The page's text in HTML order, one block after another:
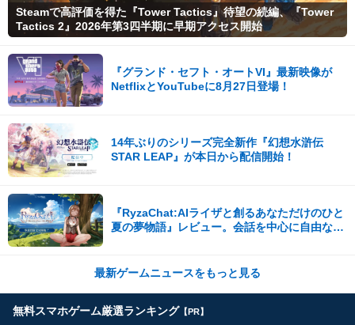
Steamで高評価を得た『Tower Tactics』待望の続編、『Tower
Tactics 2』2026年第3四半期に早期アクセス開始
『グランド・セフト・オートVI』最新映像が
NetflixとYouTubeに8月27日登場！
14年ぶりのシリーズ完全新作『幻想水滸伝
STAR LEAP』が本日から配信開始！
『RyzaChat:AIライザと創るあなただけのひと
夏の夢物語』レビュー。会話を中心に自由な冒
最新ゲームニュースをもっと見る
無料スマホゲーム厳選ランキング 【PR】